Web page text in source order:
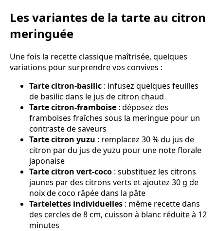
Les variantes de la tarte au citron
meringuée
Une fois la recette classique maîtrisée, quelques
variations pour surprendre vos convives :
Tarte citron-basilic : infusez quelques feuilles
de basilic dans le jus de citron chaud
Tarte citron-framboise : déposez des
framboises fraîches sous la meringue pour un
contraste de saveurs
Tarte citron yuzu : remplacez 30 % du jus de
citron par du jus de yuzu pour une note florale
japonaise
Tarte citron vert-coco : substituez les citrons
jaunes par des citrons verts et ajoutez 30 g de
noix de coco râpée dans la pâte
Tartelettes individuelles : même recette dans
des cercles de 8 cm, cuisson à blanc réduite à 12
minutes